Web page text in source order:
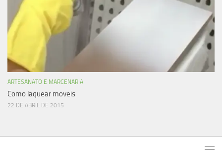
ARTESANATO E MARCENARIA
Como laquear moveis
22 DE ABRIL DE 2015